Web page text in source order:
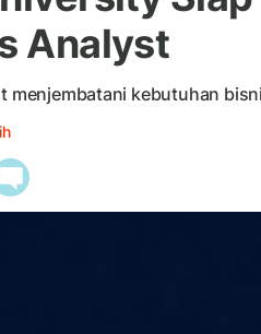
Analyst
menjembatani kebutuhan